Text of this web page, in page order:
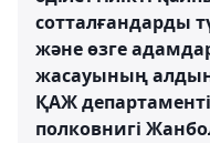
сотталғандарды
және өзге
жасауының
ҚАЖ
полковнигі